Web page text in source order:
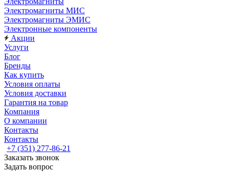
Электромагниты МИС
Электромагниты ЭМИС
Электронные компоненты
Акции
Услуги
Блог
Бренды
Как купить
Условия оплаты
Условия доставки
Гарантия на товар
Компания
О компании
Контакты
Контакты
+7 (351) 277-86-21
Заказать звонок
Задать вопрос